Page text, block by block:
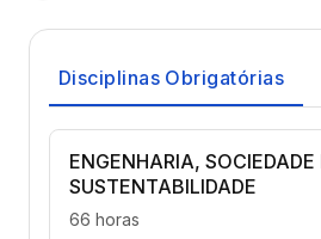
Disciplinas Obrigatórias
ENGENHARIA, SOCIEDADE
SUSTENTABILIDADE
66 horas